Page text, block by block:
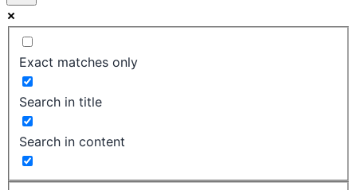
Exact matches only
Search in title
Search in content